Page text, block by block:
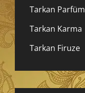
Tarkan Parfüm
Tarkan Karma
Tarkan Firuze